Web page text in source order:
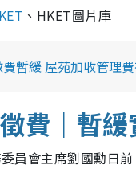
、HKET圖片庫
暫緩 屋苑加收管理
費｜ 暫緩
員會主席劉國勳日